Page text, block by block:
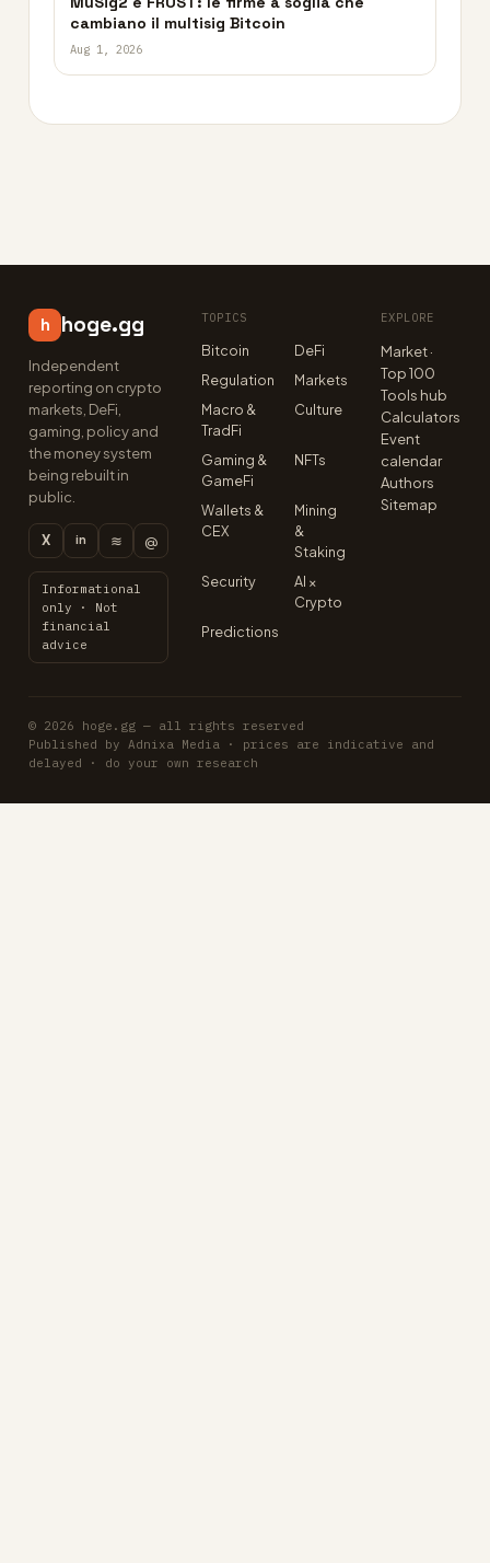
cambiano il multisig Bitcoin
Aug 1, 2026
h hoge.gg
Independent
reporting on crypto
markets, DeFi,
gaming, policy and
the money system
being rebuilt in
public.
X in ≋ @
Informational
only · Not
financial
advice
TOPICS
Bitcoin
DeFi
Regulation
Markets
Macro &
TradFi
Culture
Gaming &
GameFi
NFTs
Wallets &
CEX
Mining
&
Staking
Security
AI ×
Crypto
Predictions
EXPLORE
Market ·
Top 100
Tools hub
Calculators
Event
calendar
Authors
Sitemap
© 2026 hoge.gg — all rights reserved
Published by Adnixa Media · prices are indicative and
delayed · do your own research